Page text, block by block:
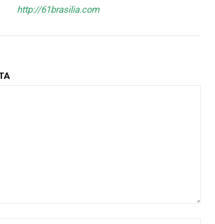
http://61brasilia.com